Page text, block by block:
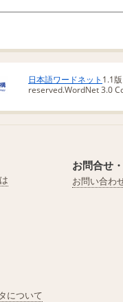
日本語ワードネット 1.1
reserved.WordNet 3.0
について
お問合せ
お問い合わ